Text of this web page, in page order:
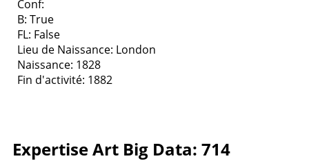
Conf:
B: True
FL: False
Lieu de Naissance: London
Naissance: 1828
Fin d'activité: 1882
Expertise Art Big Data: 714